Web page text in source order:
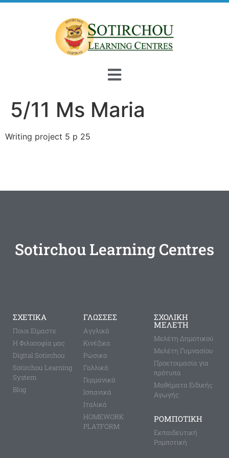
5/11 Ms Maria
Writing project 5 p 25
Sotirchou Learning Centres
ΣΧΕΤΙΚΑ
Ποιοι Είμαστε
Η Φιλοσοφία μας
Digital Sotirchou
Sotirchou Learning
System
Blog
ΓΛΩΣΣΕΣ
Aγγλικά
Κινέζικα
Ρώσικα
Γαλλικά
Γερμανικά
Ισπανικά
Ιταλικά
HOMEWORK
PLATFORM
ΣΧΟΛΙΚΗ
ΜΕΛΕΤΗ
Μελέτη Δημοτικού
Μελέτη Γυμνασίου
Προετοιμασία για
πρότυπα
Μαθήματα Ειδικής
Αγωγής
ΡΟΜΠΟΤΙΚΗ
Εκπαιδευτική
Ρομποτική